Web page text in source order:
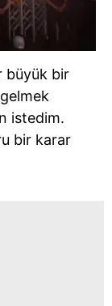
büyük bir
istedim.
bir karar